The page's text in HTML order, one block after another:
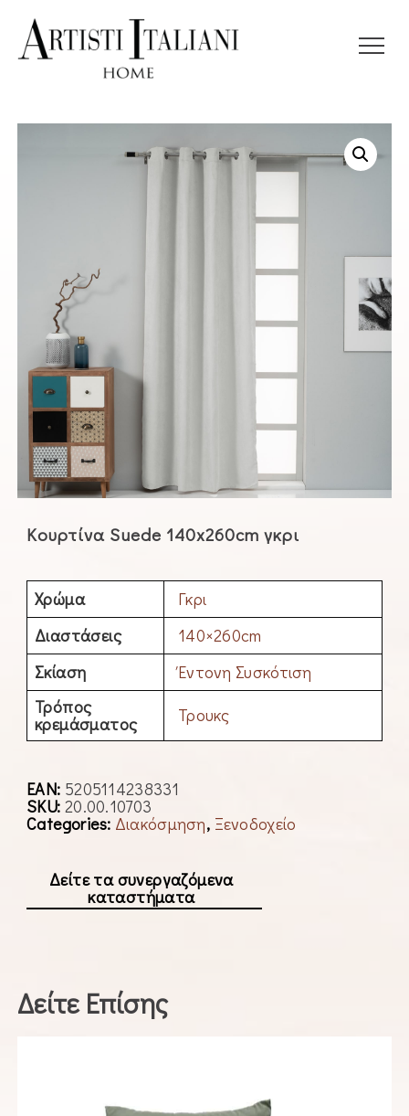
Κουρτίνα Suede 140x260cm γκρι
Χρώμα
Γκρι
Διαστάσεις
140×260cm
Σκίαση
Έντονη Συσκότιση
Τρόπος
κρεμάσματος Τρουκς
EAN: 5205114238331
SKU: 20.00.10703
Categories: Διακόσμηση, Ξενοδοχείο
Δείτε τα συνεργαζόμενα
καταστήματα
Δείτε Επίσης